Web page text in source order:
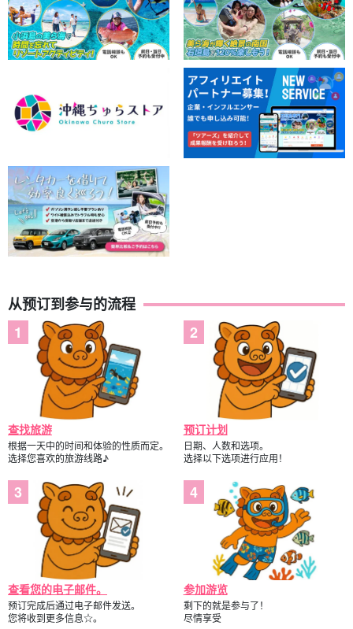
从预订到参与的流程
查找旅游
根据一天中的时间和体验的性质而定。
选择您喜欢的旅游线路♪
预订计划
日期、人数和选项。
选择以下选项进行应用！
查看您的电子邮件。
预订完成后通过电子邮件发送。
您将收到更多信息☆。
参加游览
剩下的就是参与了！
尽情享受